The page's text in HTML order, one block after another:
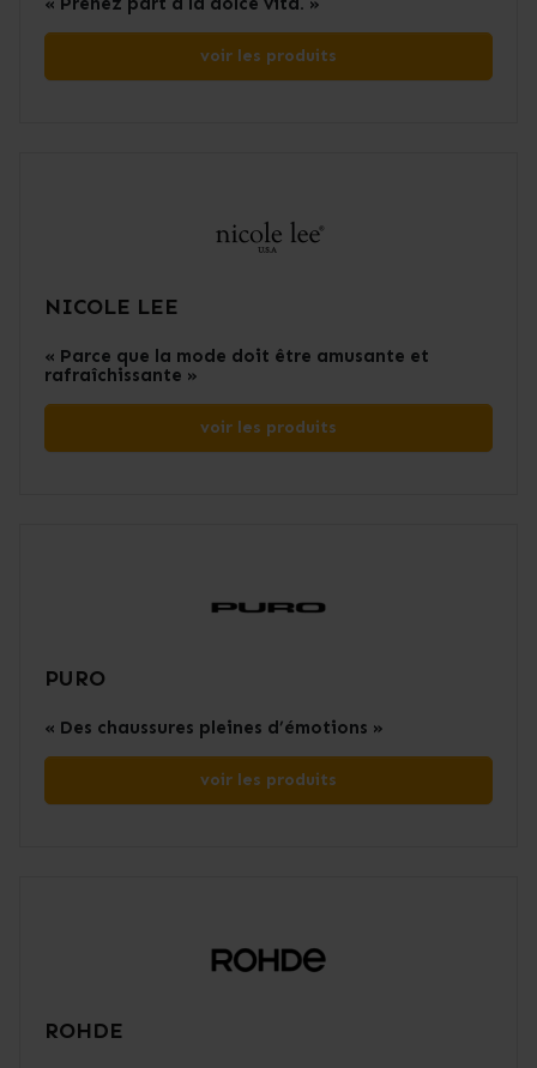
voir les produits
NICOLE LEE
« Parce que la mode doit être amusante et
rafraîchissante »
voir les produits
PURO
« Des chaussures pleines d’émotions »
voir les produits
ROHDE